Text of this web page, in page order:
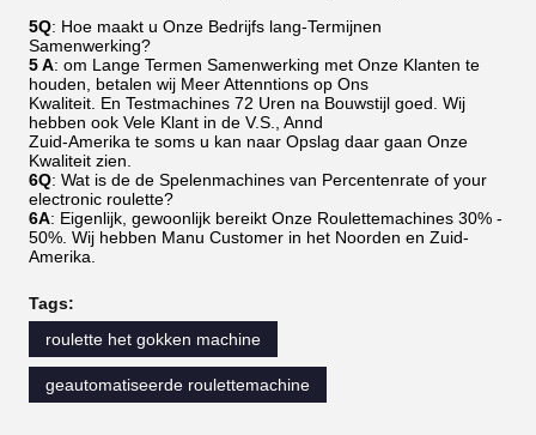
5Q: Hoe maakt u Onze Bedrijfs lang-Termijnen
Samenwerking?
5 A: om Lange Termen Samenwerking met Onze Klanten te
houden, betalen wij Meer Attenntions op Ons
Kwaliteit. En Testmachines 72 Uren na Bouwstijl goed. Wij
hebben ook Vele Klant in de V.S., Annd
Zuid-Amerika te soms u kan naar Opslag daar gaan Onze
Kwaliteit zien.
6Q: Wat is de de Spelenmachines van Percentenrate of your
electronic roulette?
6A: Eigenlijk, gewoonlijk bereikt Onze Roulettemachines 30% -
50%. Wij hebben Manu Customer in het Noorden en Zuid-
Amerika.
Tags:
roulette het gokken machine
geautomatiseerde roulettemachine